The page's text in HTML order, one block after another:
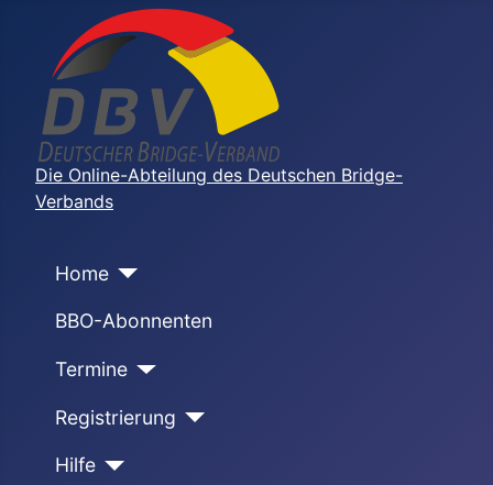
Die Online-Abteilung des Deutschen Bridge-
Verbands
Home
BBO-Abonnenten
Termine
Registrierung
Hilfe